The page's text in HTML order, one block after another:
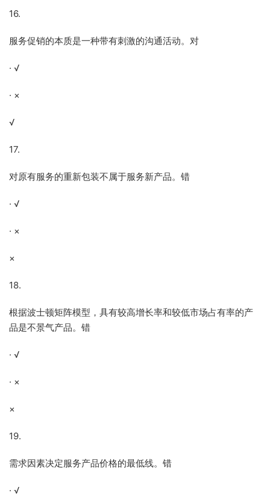
16.
服务促销的本质是一种带有刺激的沟通活动。对
· √
· ×
√
17.
对原有服务的重新包装不属于服务新产品。错
· √
· ×
×
18.
根据波士顿矩阵模型，具有较高增长率和较低市场占有率的产
品是不景气产品。错
· √
· ×
×
19.
需求因素决定服务产品价格的最低线。错
· √